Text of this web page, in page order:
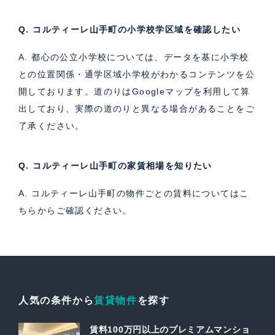
Q. コルティーレ山手町の小学校学区域を確認したい
A. 都心の公立小学校については、データを基に小学校
との位置関係・通学区域小学校がわかるコンテンツを公
開しております。道のりはGoogleマップを利用して算
出しており、実際の道のりと異なる場合があることをご
了承ください。
Q. コルティーレ山手町の家賃相場を知りたい
A. コルティーレ山手町の物件ごとの賃料については こ
ちら からご確認ください。
人気の条件から賃貸物件を探す
賃料100万円以上のプレミアムマンショ